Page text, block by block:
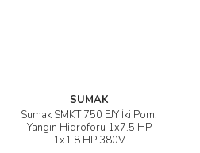
SUMAK
Sumak SMKT 750 EJY İki Pom.
Yangın Hidroforu 1x7.5 HP
1x1.8 HP 380V